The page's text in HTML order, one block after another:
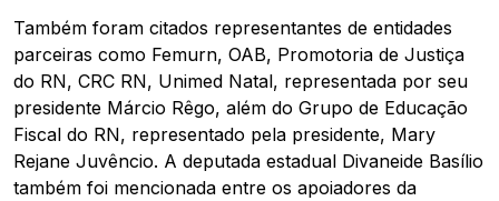
Também foram citados representantes de entidades
parceiras como Femurn, OAB, Promotoria de Justiça
do RN, CRC RN, Unimed Natal, representada por seu
presidente Márcio Rêgo, além do Grupo de Educação
Fiscal do RN, representado pela presidente, Mary
Rejane Juvêncio. A deputada estadual Divaneide Basílio
também foi mencionada entre os apoiadores da